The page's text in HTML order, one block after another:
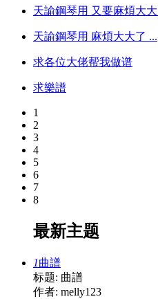
天諭鋼琴用 又要麻煩大
天諭鋼琴用 麻煩大大了 ...
求各位大佬帮我做谱
求樂譜
1
2
3
4
5
6
7
8
最新主题
1曲譜
标题: 曲譜
作者: melly123